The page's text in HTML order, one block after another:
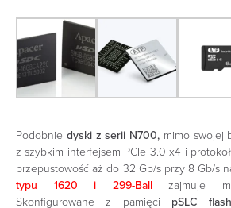
Podobnie dyski z serii N700, mimo swojej
z szybkim interfejsem PCIe 3.0 x4 i
przepustowość aż do 32 Gb/s przy 8 Gb/s
typu 1620 i 299-Ballzajmuje
Skonfigurowane z pamięci pSLC flash